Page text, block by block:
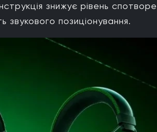
знижує рівень
звукового позиціонування.